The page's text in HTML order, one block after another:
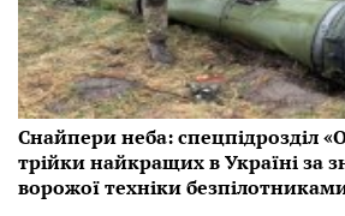
Снайпери неба: спецпідрозділ
трійки найкращих в Україні за
ворожої техніки